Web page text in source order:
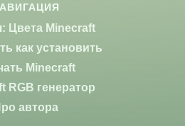
Цвета Minecraft
как установить
Minecraft
RGB генератор
автора